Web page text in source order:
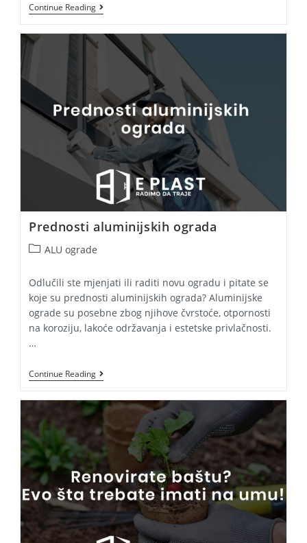
Continue ReadingRoletne:
Sve
Trebate
Znati
Prednosti aluminijskih ograda
PostALU ograde
Odlučili ste mjenjati ili raditi novu ogradu i pitate se
koje su prednosti aluminijskih ograda? Aluminijske
ograde su posebne zbog njihove čvrstoće, otpornosti
na koroziju, lakoće održavanja i estetske privlačnosti.
…
Continue ReadingPrednosti
Aluminijskih